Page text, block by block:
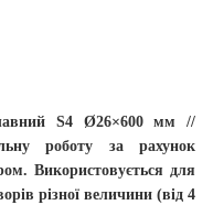
S4 Ø26×600 мм //
роботу за рахунок
Використовується для
різної величини (від 4